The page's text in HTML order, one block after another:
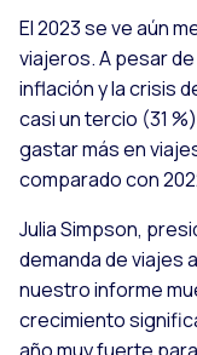
El 2023 se ve aún
viajeros. A pesar
inflación y la crisis
casi un tercio (31
gastar más en
comparado con
Julia Simpson,
demanda de viajes
nuestro informe
crecimiento